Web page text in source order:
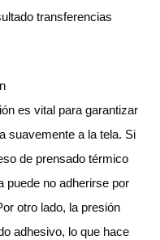
transferencias
es vital para garantizar
suavemente a la tela. Si
de prensado térmico
puede no adherirse por
otro lado, la presión
adhesivo, lo que hace